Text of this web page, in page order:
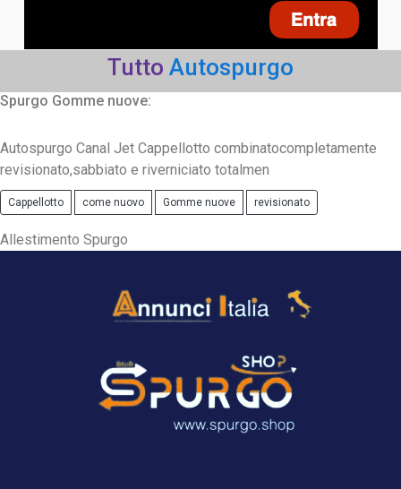
Tutto Autospurgo
Spurgo Gomme nuove:
Autospurgo Canal Jet Cappellotto combinatocompletamente
revisionato,sabbiato e riverniciato totalmen
Cappellotto come nuovo Gomme nuove revisionato
Allestimento Spurgo